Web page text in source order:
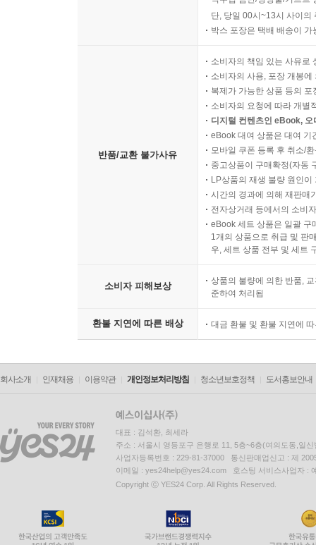
단, 당일 00시~13시 사이의
박스 포장은 택배 배송이
반품/교환 불가사유
소비자의 책임 있는 사유로
소비자의 사용, 포장 개봉
복제가 가능한 상품 등의
소비자의 요청에 따라 개별
디지털 컨텐츠인 eBook,
eBook 대여 상품은 대여 기
모바일 쿠폰 등록 후 취소/
중고상품이 구매확정(자동
LP상품의 재생 불량 원인
시간의 경과에 의해 재판매
전자상거래 등에서의 소비
eBook 세트 상품은 일괄 구
1개의 상품으로 취급 및 판
우, 세트 상품 전부 및 세트
소비자 피해보상
상품의 불량에 의한 반품,
준하여 처리됨
환불 지연에 따른 배상 대금 환불 및 환불 지연에
회사소개 인재채용 이용약관 개인정보처리방침 청소년보호정책 도서홍보안내
대표 : 김석환, 최세라
주소 : 서울시 영등포구 은행로 11, 5층~6층(여의도동,일신
사업자등록번호 : 229-81-37000 통신판매업신고 : 제
이메일 : yes24help@yes24.com 호스팅 서비스사업자 :
Copyright ⓒ YES24 Corp. All Rights Reserved.